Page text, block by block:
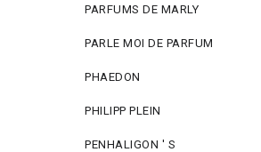
PARFUMS DE MARLY
PARLE MOI DE PARFUM
PHAEDON
PHILIPP PLEIN
PENHALIGON ' S